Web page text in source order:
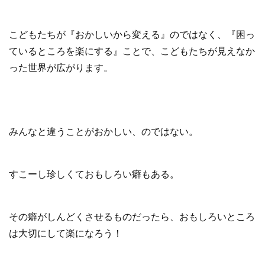
こどもたちが『おかしいから変える』のではなく、『困っ
ているところを楽にする』ことで、こどもたちが見えなか
った世界が広がります。
みんなと違うことがおかしい、のではない。
すこーし珍しくておもしろい癖もある。
その癖がしんどくさせるものだったら、おもしろいところ
は大切にして楽になろう！